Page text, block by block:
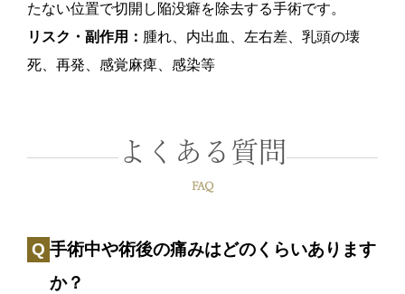
たない位置で切開し陥没癖を除去する手術です。
リスク・副作用： 腫れ、内出血、左右差、乳頭の壊
死、再発、感覚麻痺、感染等
よくある質問
FAQ
手術中や術後の痛みはどのくらいあります
か？